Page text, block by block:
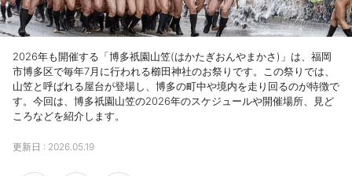
2026年も開催する「博多祇園山笠(はかたぎおんやまかさ)」は、福岡
市博多区で毎年7月に行われる櫛田神社のお祭りです。この祭りでは、
山笠と呼ばれる屋台が登場し、博多の町中や境内を走り回るのが特徴で
す。今回は、博多祇園山笠の2026年のスケジュールや開催場所、見ど
ころなどを紹介します。
更新日 : 2026.05.19